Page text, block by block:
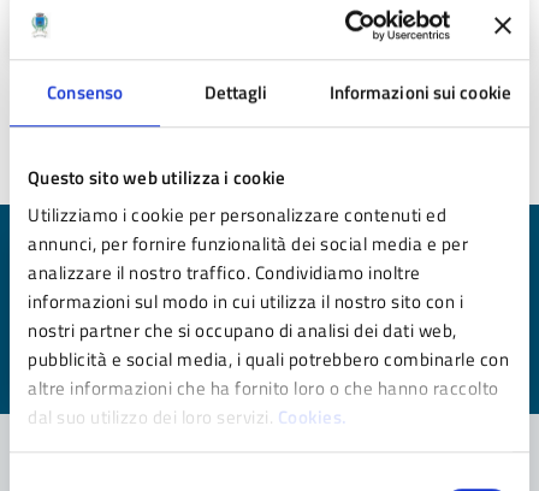
Consenso Dettagli Informazioni sui cookie
Questo sito web utilizza i cookie
Utilizziamo i cookie per personalizzare contenuti ed
annunci, per fornire funzionalità dei social media e per
analizzare il nostro traffico. Condividiamo inoltre
informazioni sul modo in cui utilizza il nostro sito con i
nostri partner che si occupano di analisi dei dati web,
pubblicità e social media, i quali potrebbero combinarle con
altre informazioni che ha fornito loro o che hanno raccolto
dal suo utilizzo dei loro servizi. Cookies.
Quanto sono chiare le informazioni su questa
pagina?
Valuta da 1 a 5 stelle la pagina
Valuta 5 stelle su 5
Valuta 4 stelle su 5
Valuta 3 stelle su 5
Valuta 2 stelle su 5
Valuta 1 stelle su 5